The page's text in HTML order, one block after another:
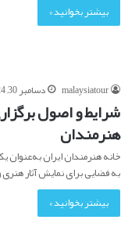
بیشتر بخوانید »
malaysiatour دسامبر 30, 2024
شرایط و اصول
هنرمندان
خانه هنرمندان ایران به‌عنوان
به فضایی برای نمایش آثار هنری
بیشتر بخوانید »